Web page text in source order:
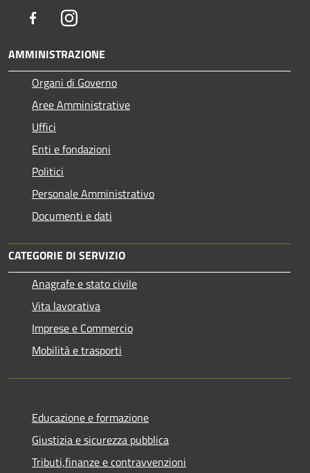
FacebookInstagram
AMMINISTRAZIONE
Organi di Governo
Aree Amministrative
Uffici
Enti e fondazioni
Politici
Personale Amministrativo
Documenti e dati
CATEGORIE DI SERVIZIO
Anagrafe e stato civile
Vita lavorativa
Imprese e Commercio
Mobilità e trasporti
Educazione e formazione
Giustizia e sicurezza pubblica
Tributi,finanze e contravvenzioni